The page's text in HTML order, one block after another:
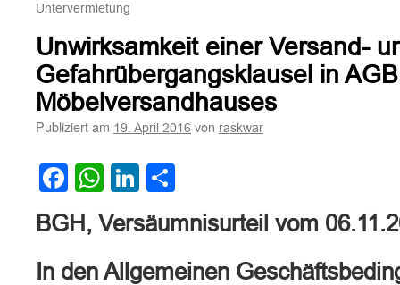
Untervermietung
Unwirksamkeit einer Versand-
Gefahrübergangsklausel in
Möbelversandhauses
Publiziert am 19. April 2016 von raskwar
Facebook
WhatsApp
LinkedIn
BGH, Versäumnisurteil vom
In den Allgemeinen